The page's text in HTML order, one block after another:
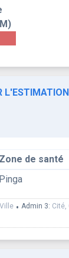
Zone de santé
Pinga
• Admin 3: Cité,